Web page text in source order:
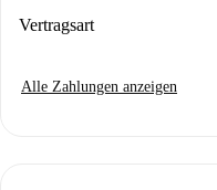
Vertragsart
Alle Zahlungen anzeigen